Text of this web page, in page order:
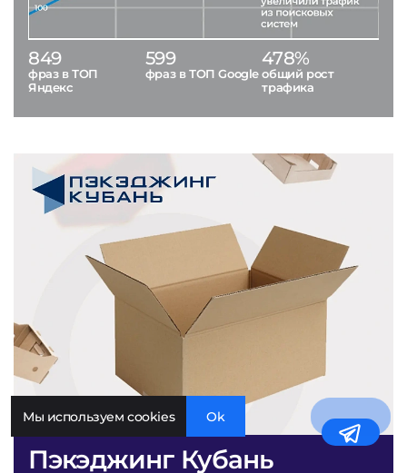
Пэкэджинг Кубань
849
фраз в ТОП
Яндекс
599
фраз в ТОП Google
478%
общий рост
трафика
Мы используем cookies Ok